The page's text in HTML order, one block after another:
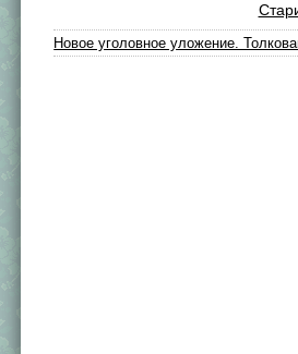
Новое уголовное уложение.